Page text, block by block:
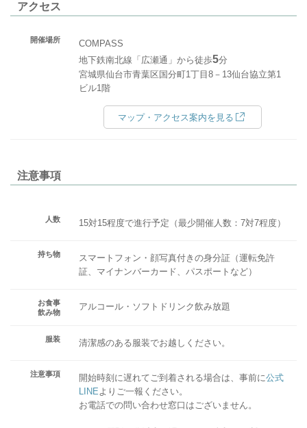
アクセス
開催場所
COMPASS
地下鉄南北線「広瀬通」から徒歩5分
宮城県仙台市青葉区国分町1丁目8－13仙台協立第1
ビル1階
マップ・アクセス案内を見る
注意事項
人数 15対15程度で進行予定（最少開催人数：7対7程度）
持ち物
スマートフォン・顔写真付きの身分証（運転免許
証、マイナンバーカード、パスポートなど）
お食事
飲み物
アルコール・ソフトドリンク飲み放題
服装 清潔感のある服装でお越しください。
注意事項 開始時刻に遅れてご到着される場合は、事前に公式
LINEよりご一報ください。
お電話での問い合わせ窓口はございません。